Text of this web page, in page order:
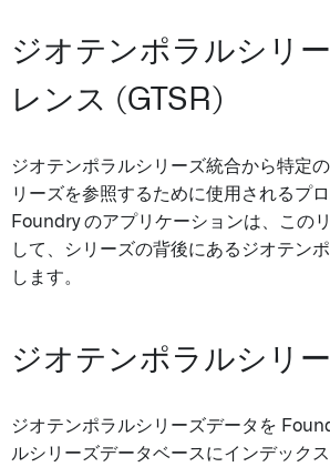
ジオテンポラルシリ
レンス (GTSR)
ジオテンポラルシリーズ統合から特定
リーズを参照するために使用されるプ
Foundry のアプリケーションは、この
して、シリーズの背後にあるジオテン
します。
ジオテンポラルシリ
ジオテンポラルシリーズデータを
ルシリーズデータベースにインデック